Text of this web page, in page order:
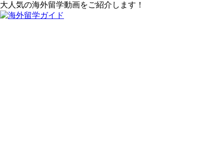
大人気の海外留学動画をご紹介します！